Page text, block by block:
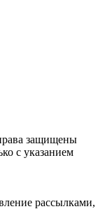
защищены
с указанием
рассылками,